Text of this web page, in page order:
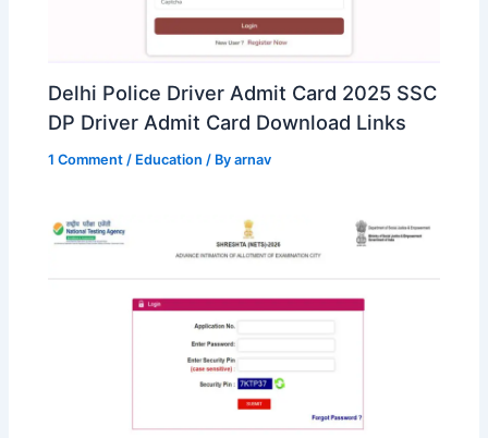
Delhi Police Driver Admit Card 2025 SSC
DP Driver Admit Card Download Links
1 Comment / Education / Byarnav